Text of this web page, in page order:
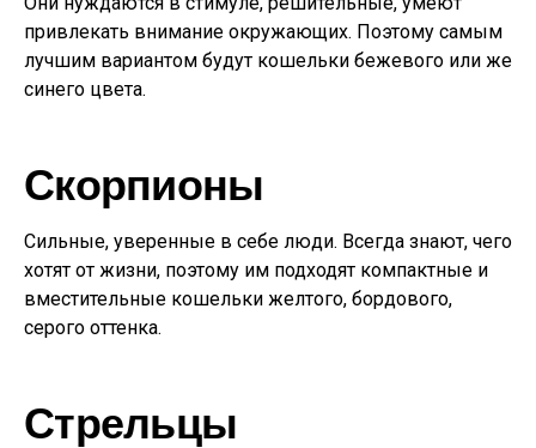
привлекать внимание окружающих. Поэтому самым
лучшим вариантом будут кошельки бежевого или же
синего цвета.
Скорпионы
Сильные, уверенные в себе люди. Всегда знают, чего
хотят от жизни, поэтому им подходят компактные и
вместительные кошельки желтого, бордового,
серого оттенка.
Стрельцы